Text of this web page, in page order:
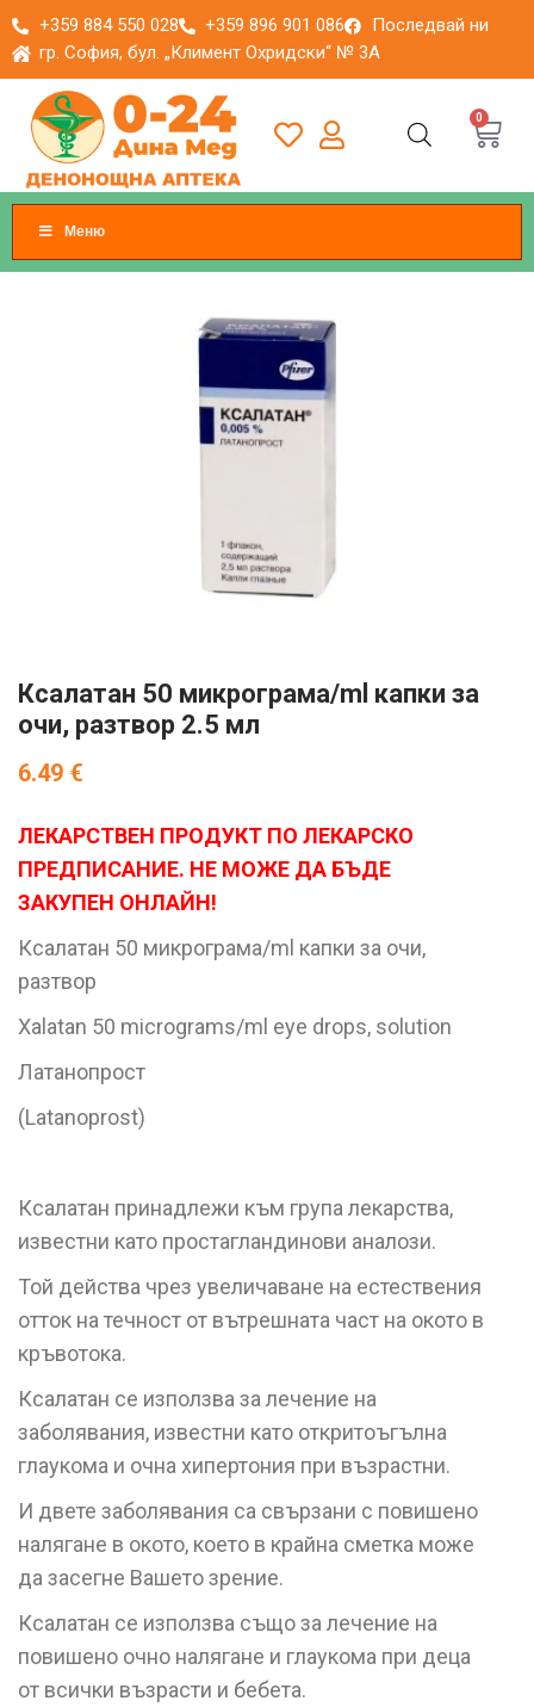
+359 884 550 028 +359 896 901 086
Последвай ни
гр. София, бул. „Климент Охридски“ № 3A
0
Меню
Ксалатан 50 микрограма/ml капки за
очи, разтвор 2.5 мл
6.49 €
ЛЕКАРСТВЕН ПРОДУКТ ПО ЛЕКАРСКО
ПРЕДПИСАНИЕ. НЕ МОЖЕ ДА БЪДЕ
ЗАКУПЕН ОНЛАЙН!
Ксалатан 50 микрограма/ml капки за очи,
разтвор
Xalatan 50 micrograms/ml eye drops, solution
Латанопрост
(Latanoprost)
Ксалатан принадлежи към група лекарства,
известни като простагландинови аналози.
Той действа чрез увеличаване на естествения
отток на течност от вътрешната част на окото в
кръвотока.
Ксалатан се използва за лечение на
заболявания, известни като откритоъгълна
глаукома и очна хипертония при възрастни.
И двете заболявания са свързани с повишено
налягане в окото, което в крайна сметка може
да засегне Вашето зрение.
Ксалатан се използва също за лечение на
повишено очно налягане и глаукома при деца
от всички възрасти и бебета.